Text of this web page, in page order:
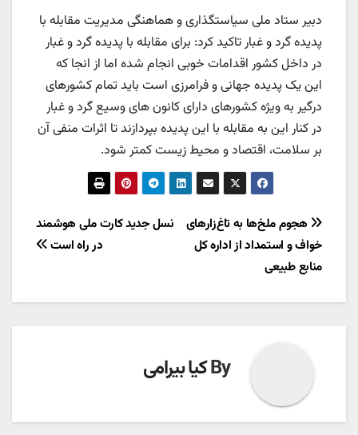
دبیر ستاد ملی ‌سیاستگذاری و هماهنگی ‌مدیریت‌ مقابله با
پدیده گرد و غبار تاکید کرد: برای مقابله با پدیده گرد و غبار
در داخل کشور اقدامات خوبی انجام شده اما از انجا که
این یک پدیده جهانی و فرامرزی است باید تمام کشورهای
درگیر به ویژه کشورهای دارای کانون های وسیع گرد و غبار
در کنار این به مقابله با این پدیده بپردازند تا اثرات منفی آن
بر سلامت، اقتصاد و محیط زیست کمتر شود.
راهبری
نوشته
نسل جدید کارت ملی هوشمند
در راه است
هجوم ملخ‌ها به تاغ‌زارهای
خواف و استمداد از اداره کل
منابع طبیعی
Byکیا بیرامی